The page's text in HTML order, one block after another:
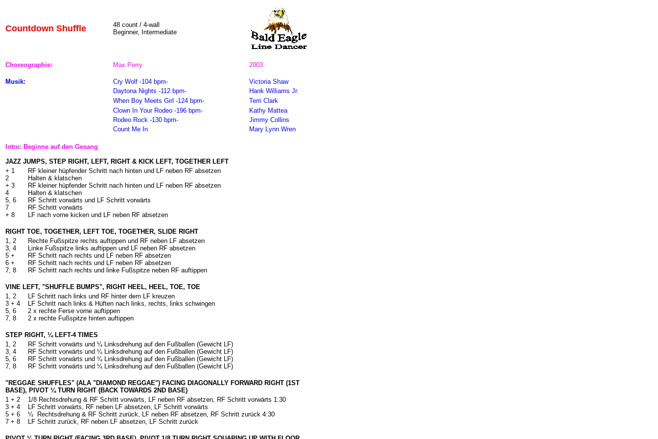
Countdown Shuffle 48 count / 4-wall
Beginner, Intermediate
Choreographie: Max Perry 2003
Musik: Cry Wolf -104 bpm-
Victoria Shaw
Daytona Nights -112 bpm-
Hank Williams Jr.
When Boy Meets Girl -124 bpm-
Terri Clark
Clown In Your Rodeo -196 bpm-
Kathy Mattea
Rodeo Rock -130 bpm-
Jimmy Collins
Count Me In
Mary Lynn Wren
Intro: Beginne auf den Gesang
JAZZ JUMPS, STEP RIGHT, LEFT, RIGHT & KICK LEFT, TOGETHER LEFT
+ 1
2
+ 3
4
5, 6
7
+ 8
RF kleiner hüpfender Schritt nach hinten und LF neben RF absetzen
Halten & klatschen
RF kleiner hüpfender Schritt nach hinten und LF neben RF absetzen
Halten & klatschen
RF Schritt vorwärts und LF Schritt vorwärts
RF Schritt vorwärts
LF nach vorne kicken und LF neben RF absetzen
RIGHT TOE, TOGETHER, LEFT TOE, TOGETHER, SLIDE RIGHT
1, 2
3, 4
5 +
6 +
7, 8
Rechte Fußspitze rechts auftippen und RF neben LF absetzen
Linke Fußspitze links auftippen und LF neben RF absetzen
RF Schritt nach rechts und LF neben RF absetzen
RF Schritt nach rechts und LF neben RF absetzen
RF Schritt nach rechts und linke Fußspitze neben RF auftippen
VINE LEFT, "SHUFFLE BUMPS", RIGHT HEEL, HEEL, TOE, TOE
1, 2
3 + 4
5, 6
7, 8
LF Schritt nach links und RF hinter dem LF kreuzen
LF Schritt nach links & Hüften nach links, rechts, links schwingen
2 x rechte Ferse vorne auftippen
2 x rechte Fußspitze hinten auftippen
STEP RIGHT, ¼ LEFT-4 TIMES
1, 2
3, 4
5, 6
7, 8
RF Schritt vorwärts und ¼ Linksdrehung auf den Fußballen (Gewicht LF)
RF Schritt vorwärts und ¼ Linksdrehung auf den Fußballen (Gewicht LF)
RF Schritt vorwärts und ¼ Linksdrehung auf den Fußballen (Gewicht LF)
RF Schritt vorwärts und ¼ Linksdrehung auf den Fußballen (Gewicht LF)
"REGGAE SHUFFLES" (ALA "DIAMOND REGGAE") FACING DIAGONALLY FORWARD RIGHT (1ST
BASE), PIVOT ¼ TURN RIGHT (BACK TOWARDS 2ND BASE)
1 + 2
3 + 4
5 + 6
7 + 8
1/8 Rechtsdrehung & RF Schritt vorwärts, LF neben RF absetzen, RF Schritt vorwärts 1:30
LF Schritt vorwärts, RF neben LF absetzen, LF Schritt vorwärts
¼ Rechtsdrehung & RF Schritt zurück, LF neben RF absetzen, RF Schritt zurück 4:30
LF Schritt zurück, RF neben LF absetzen, LF Schritt zurück